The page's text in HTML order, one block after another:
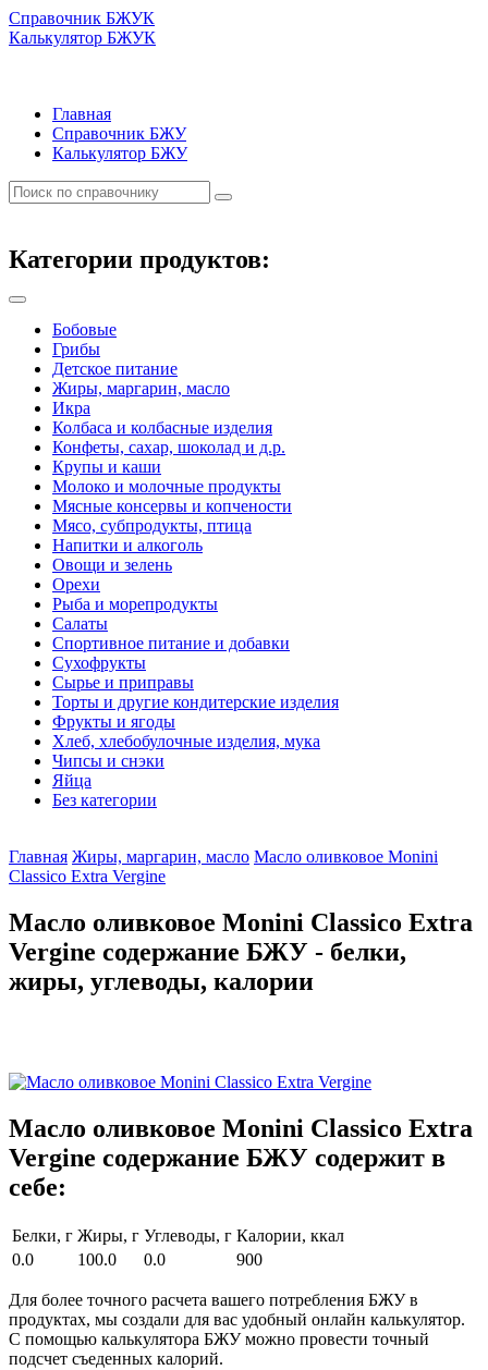
Справочник БЖУК
Калькулятор БЖУК
Главная
Справочник БЖУ
Калькулятор БЖУ
Категории продуктов:
Бобовые
Грибы
Детское питание
Жиры, маргарин, масло
Икра
Колбаса и колбасные изделия
Конфеты, сахар, шоколад и д.р.
Крупы и каши
Молоко и молочные продукты
Мясные консервы и копчености
Мясо, субпродукты, птица
Напитки и алкоголь
Овощи и зелень
Орехи
Рыба и морепродукты
Салаты
Спортивное питание и добавки
Сухофрукты
Сырье и приправы
Торты и другие кондитерские изделия
Фрукты и ягоды
Хлеб, хлебобулочные изделия, мука
Чипсы и снэки
Яйца
Без категории
Главная Жиры, маргарин, масло Масло оливковое Monini
Classico Extra Vergine
Масло оливковое Monini Classico Extra
Vergine содержание БЖУ - белки,
жиры, углеводы, калории
Масло оливковое Monini Classico Extra
Vergine содержание БЖУ содержит в
себе:
Белки, г Жиры, г Углеводы, г Калории, ккал
0.0
100.0 0.0 900
Для более точного расчета вашего потребления БЖУ в
продуктах, мы создали для вас удобный онлайн калькулятор.
С помощью калькулятора БЖУ можно провести точный
подсчет съеденных калорий.